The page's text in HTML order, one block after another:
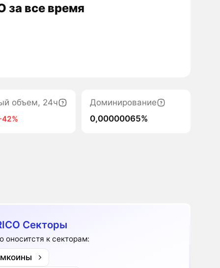
за все время
объем, 24ч
Доминирование
0,00000065%
Секторы
оноситстя к секторам: